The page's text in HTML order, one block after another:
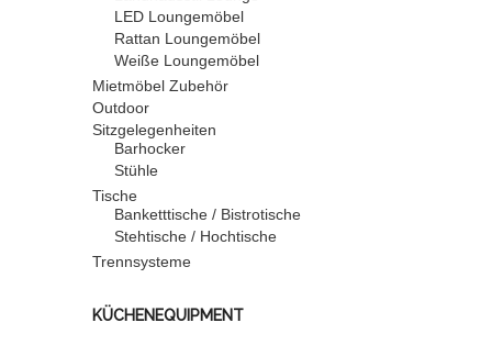
LED Loungemöbel
Rattan Loungemöbel
Weiße Loungemöbel
Mietmöbel Zubehör
Outdoor
Sitzgelegenheiten
Barhocker
Stühle
Tische
Banketttische / Bistrotische
Stehtische / Hochtische
Trennsysteme
KÜCHENEQUIPMENT